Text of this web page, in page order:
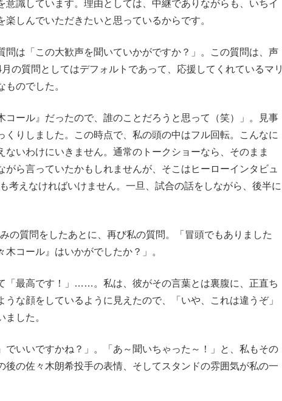
識しています。理由としては、中継でありながらも、いちイ
しんでいただきたいと思っているからです。
は「この大歓声を聞いていかがですか？」。この質問は、声
の質問としてはデフォルトであって、応援してくれているマリ
のでした。
ール』だったので、誰のことだろうと思って（笑）」。見事
りしました。この時点で、私の頭の中はフル回転。こんなに
いわけにいきません。通常のトークショーなら、そのまま
ら言っていたかもしれませんが、そこはヒーローインタビュ
考えなければいけません。一旦、試合の話をしながら、後半に
質問をしたあとに、再び私の質問。「冒頭でもありました
コール』はいかがでしたか？」。
最高です！」……。私は、彼がその言葉とは裏腹に、正直ち
な顔をしているように見えたので、「いや、これは違うぞ」
した。
でいいですかね？」。「あ～聞いちゃった～！」と、私もその
後の佐々木朗希投手の表情、そしてスタンドの雰囲気が私の一